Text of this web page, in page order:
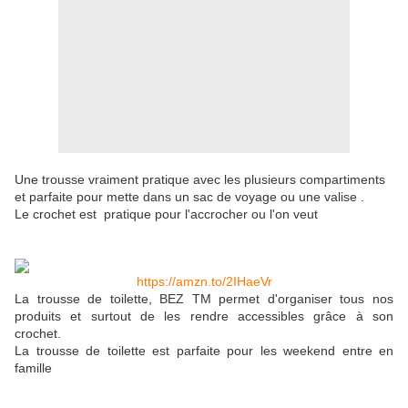
Une trousse vraiment pratique avec les plusieurs compartiments
et parfaite pour mette dans un sac de voyage ou une valise .
Le crochet est pratique pour l'accrocher ou l'on veut
https://amzn.to/2IHaeVr
La trousse de toilette, BEZ TM permet d'organiser tous nos
produits et surtout de les rendre accessibles grâce à son
crochet.
La trousse de toilette est parfaite pour les weekend entre en
famille